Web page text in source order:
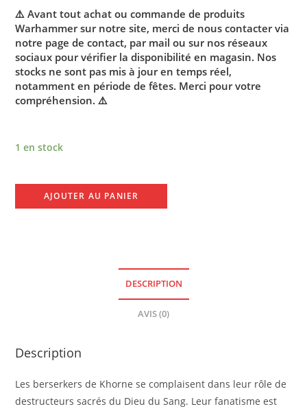
⚠️ Avant tout achat ou commande de produits
Warhammer sur notre site, merci de nous contacter via
notre page de contact, par mail ou sur nos réseaux
sociaux pour vérifier la disponibilité en magasin. Nos
stocks ne sont pas mis à jour en temps réel,
notamment en période de fêtes. Merci pour votre
compréhension. ⚠️
1 en stock
AJOUTER AU PANIER
DESCRIPTION
AVIS (0)
Description
Les berserkers de Khorne se complaisent dans leur rôle de
destructeurs sacrés du Dieu du Sang. Leur fanatisme est